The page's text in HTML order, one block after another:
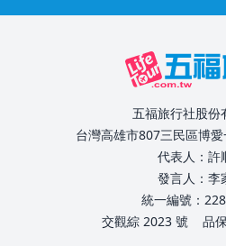
五福旅行社股份
台灣高雄市807三民區博
代表人：許
發言人：李
統一編號：
交觀綜 2023 號
品